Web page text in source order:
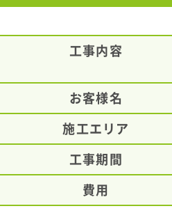
工事内容
お客様名
施工エリア
工事期間
費用